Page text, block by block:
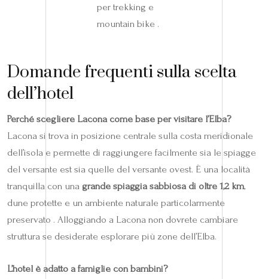
per trekking e
mountain bike .
Domande frequenti sulla scelta
dell’hotel
Perché scegliere Lacona come base per visitare l’Elba?
Lacona si trova in posizione centrale sulla costa meridionale
dell’isola e permette di raggiungere facilmente sia le spiagge
del versante est sia quelle del versante ovest. È una località
tranquilla con una grande spiaggia sabbiosa di oltre 1,2 km,
dune protette e un ambiente naturale particolarmente
preservato . Alloggiando a Lacona non dovrete cambiare
struttura se desiderate esplorare più zone dell’Elba.
L’hotel è adatto a famiglie con bambini?